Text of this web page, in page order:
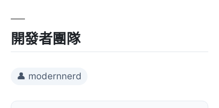
開發者團隊
👤 modernnerd